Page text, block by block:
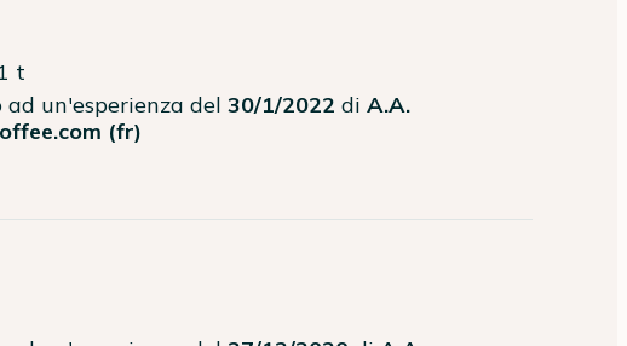
t
ad un'esperienza del30/1/2022 diA.A.
(fr)